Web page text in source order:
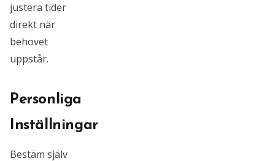
justera tider
direkt när
behovet
uppstår.
Personliga
Inställningar
Bestäm själv